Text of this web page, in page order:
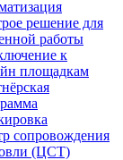
решение для
работы
к
площадкам
сопровождения
(ЦСТ)